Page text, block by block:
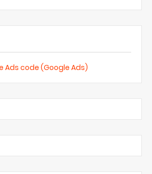
Ads code (Google Ads)